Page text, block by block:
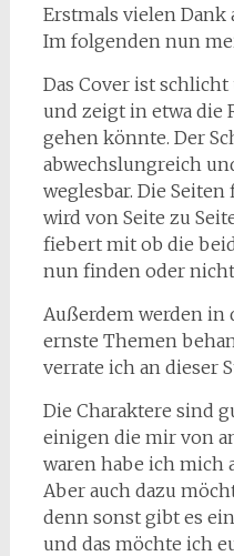
Erstmals vielen Dank
Im folgenden nun
Das Cover ist
und zeigt in etwa die
gehen könnte. Der
abwechslungreich
weglesbar. Die
wird von Seite zu
fiebert mit ob die
nun finden oder
Außerdem werden in
ernste Themen
verrate ich an dieser
Die Charaktere sind
einigen die mir von
waren habe ich mich
Aber auch dazu
denn sonst gibt es
und das möchte ich